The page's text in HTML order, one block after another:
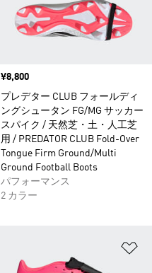
価格
¥8,800
プレデター CLUB フォールディ
ングシュータン FG/MG サッカー
スパイク / 天然芝・土・人工芝
用 / PREDATOR CLUB Fold-Over
Tongue Firm Ground/Multi
Ground Football Boots
パフォーマンス
2 カラー